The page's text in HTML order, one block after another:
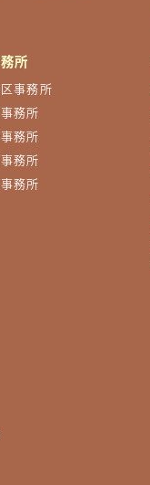
所
事務所
務所
務所
務所
務所